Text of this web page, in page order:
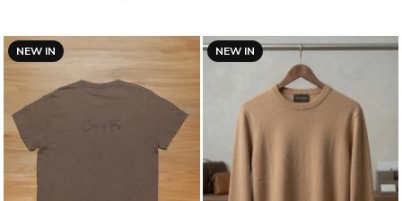
NEW IN NEW IN